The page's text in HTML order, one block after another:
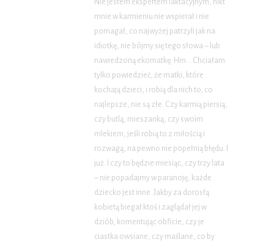
Nie jestem ekspertem laktacyjnym, nikt
mnie w karmieniu nie wspierał i nie
pomagał, co najwyżej patrzyli jak na
idiotkę, nie bójmy się tego słowa – lub
nawiedzoną ekomatkę. Hm… Chciałam
tylko powiedzieć, że matki, które
kochają dzieci, i robią dla nich to, co
najlepsze, nie są złe. Czy karmią piersią,
czy butlą, mieszanką, czy swoim
mlekiem, jeśli robią to z miłością i
rozwagą, na pewno nie popełnią błędu. I
już. I czy to będzie miesiąc, czy trzy lata
– nie popadajmy w paranoję, każde
dziecko jest inne. Jakby za dorosłą
kobietą biegał ktoś i zaglądał jej w
dziób, komentując obficie, czy je
ciastka owsiane, czy maślane, co by